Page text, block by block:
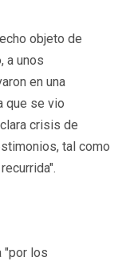
objeto de
a unos
en una
que se vio
crisis de
tal como
"por los